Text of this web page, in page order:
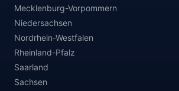
Mecklenburg-Vorpommern
Niedersachsen
Nordrhein-Westfalen
Rheinland-Pfalz
Saarland
Sachsen